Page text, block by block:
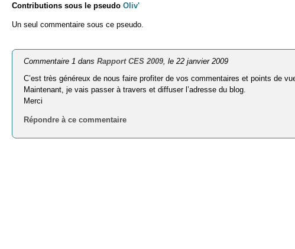
Contributions sous le pseudo Oliv'
Un seul commentaire sous ce pseudo.
Commentaire 1 dansRapport CES 2009, le 22 janvier 2009
C’est très généreux de nous faire profiter de vos commentaires et points de
Maintenant, je vais passer à travers et diffuser l’adresse du blog.
Merci
Répondre à ce commentaire